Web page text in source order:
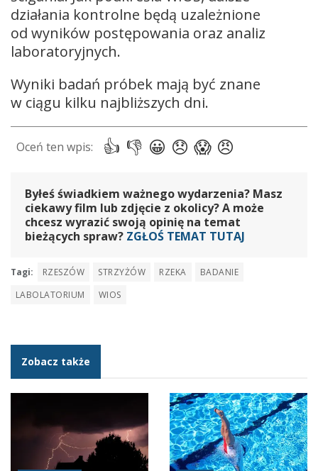
działania kontrolne będą uzależnione
od wyników postępowania oraz analiz
laboratoryjnych.
Wyniki badań próbek mają być znane
w ciągu kilku najbliższych dni.
Byłeś świadkiem ważnego wydarzenia? Masz
ciekawy film lub zdjęcie z okolicy? A może
chcesz wyrazić swoją opinię na temat
bieżących spraw? ZGŁOŚ TEMAT TUTAJ
Tagi: RZESZÓW STRZYŻÓW RZEKA
BADANIE
LABOLATORIUM
WIOS
Zobacz także